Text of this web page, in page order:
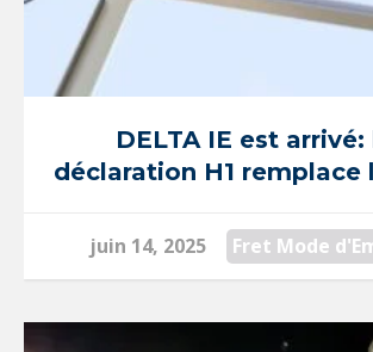
DELTA IE est arrivé:
déclaration H1 remplace
juin 14, 2025 Fret Mode